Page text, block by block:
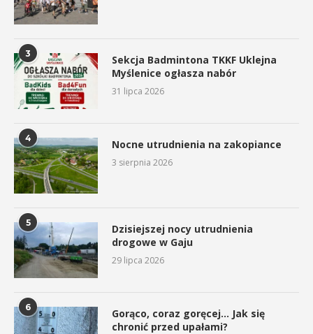
3
Sekcja Badmintona TKKF Uklejna
Myślenice ogłasza nabór
31 lipca 2026
4 Nocne utrudnienia na zakopiance
3 sierpnia 2026
5
Dzisiejszej nocy utrudnienia
drogowe w Gaju
29 lipca 2026
6
Gorąco, coraz goręcej… Jak się
chronić przed upałami?